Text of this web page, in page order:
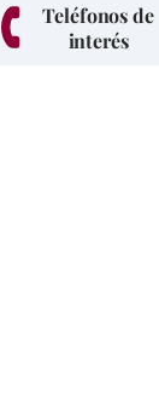
Teléfonos de
interés